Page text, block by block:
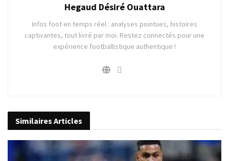
Hegaud Désiré Ouattara
Infos foot en temps réel : analyses pointues, histoires
captivantes, tout livré par moi. Restez connectés pour une
expérience footballistique authentique !
Similaires Articles